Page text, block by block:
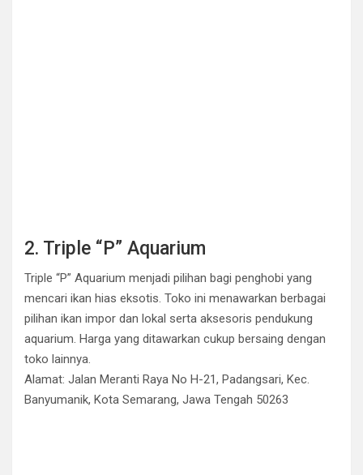
2. Triple “P” Aquarium
Triple “P” Aquarium menjadi pilihan bagi penghobi yang
mencari ikan hias eksotis. Toko ini menawarkan berbagai
pilihan ikan impor dan lokal serta aksesoris pendukung
aquarium. Harga yang ditawarkan cukup bersaing dengan
toko lainnya.
Alamat: Jalan Meranti Raya No H-21, Padangsari, Kec.
Banyumanik, Kota Semarang, Jawa Tengah 50263